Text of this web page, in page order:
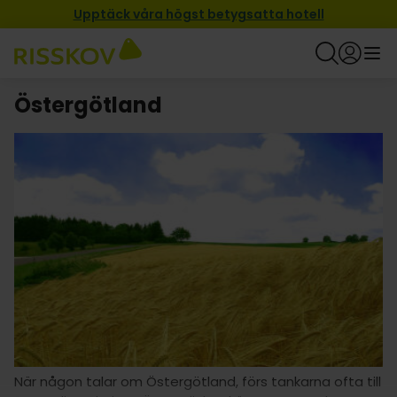
Upptäck våra högst betygsatta hotell
Östergötland
När någon talar om Östergötland, förs tankarna ofta till